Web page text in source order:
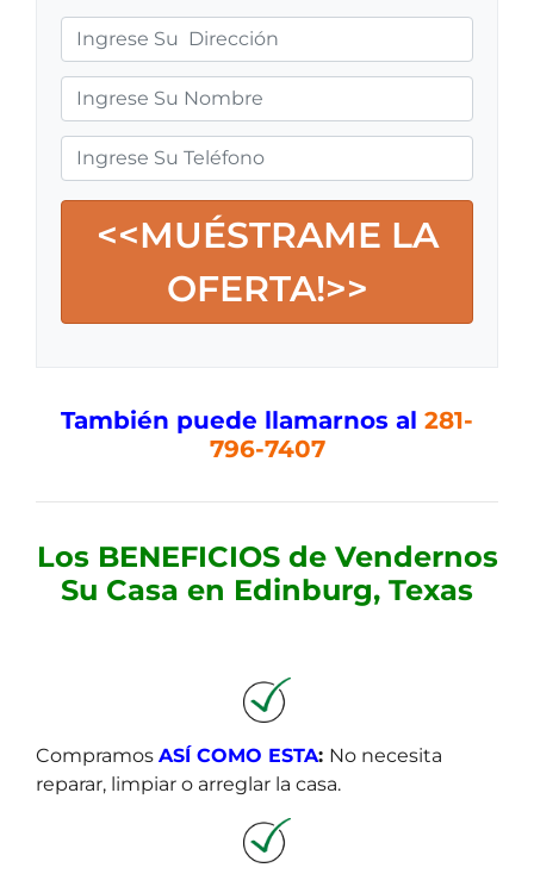
i
r
e
c
c
i
e
r
d
a
o
m
b
r
e
l
n
También puede llamarnos al 281-
796-7407
Los BENEFICIOS de Vendernos
Su Casa en Edinburg, Texas
Compramos ASÍ COMO ESTA: No necesita
reparar, limpiar o arreglar la casa.